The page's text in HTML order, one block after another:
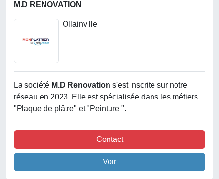
M.D RENOVATION
Ollainville
La société M.d Renovation s'est inscrite sur notre
réseau en 2023. Elle est spécialisée dans les métiers
"Plaque de plâtre" et "Peinture ".
Contact
Voir